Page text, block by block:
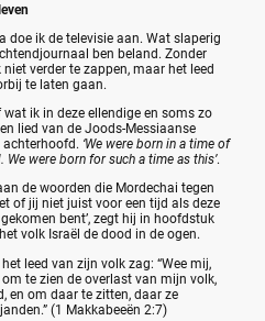
doe ik de televisie aan. Wat slaperig
ben beland. Zonder
verder te zappen, maar het leed
te laten gaan.
ik in deze ellendige en soms zo
lied van de Joods-Messiaanse
‘We were born in a time of
were born for such a time as this’.
de woorden die Mordechai tegen
of jij niet juist voor een tijd als deze
bent’, zegt hij in hoofdstuk
volk Israël de dood in de ogen.
leed van zijn volk zag: “Wee mij,
te zien de overlast van mijn volk,
en om daar te zitten, daar ze
(1 Makkabeeën 2:7)